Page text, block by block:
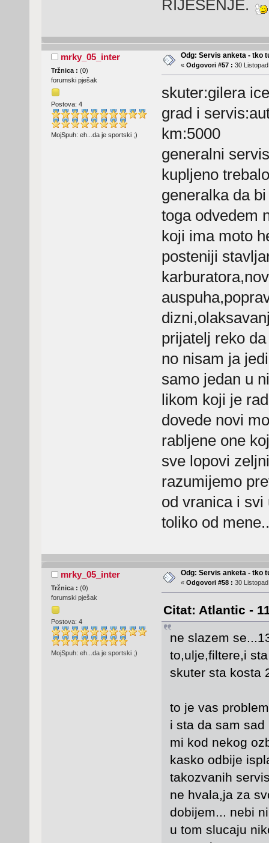
RIJEŠENJE.
mrky_05_inter
Tržnica : (0)
forumski pješak
Postova: 4
MojSpuh: eh...da je sportski ;)
Odg: Servis anketa - tko
« Odgovori #57 : 30
skuter:gilera ice
grad i
km:5000
generalni
kupljeno
generalka da
toga odvedem
koji ima moto
posteniji
prijatelj reko
no nisam ja
samo jedan u
likom koji je
dovede novi
rabljene one
sve lopovi
razumijemo
od vranica i
toliko od
mrky_05_inter
Tržnica : (0)
forumski pješak
Postova: 4
MojSpuh: eh...da je sportski ;)
Odg: Servis anketa - tko
« Odgovori #58 : 30
Citat: Atlantic -
ne slazem
to,ulje,filtere,i
skuter sta kosta
to je vas
i sta da sam
mi kod nekog
kasko odbije
takozvanih
ne hvala,ja za
dobijem... nebi
u tom slucaju